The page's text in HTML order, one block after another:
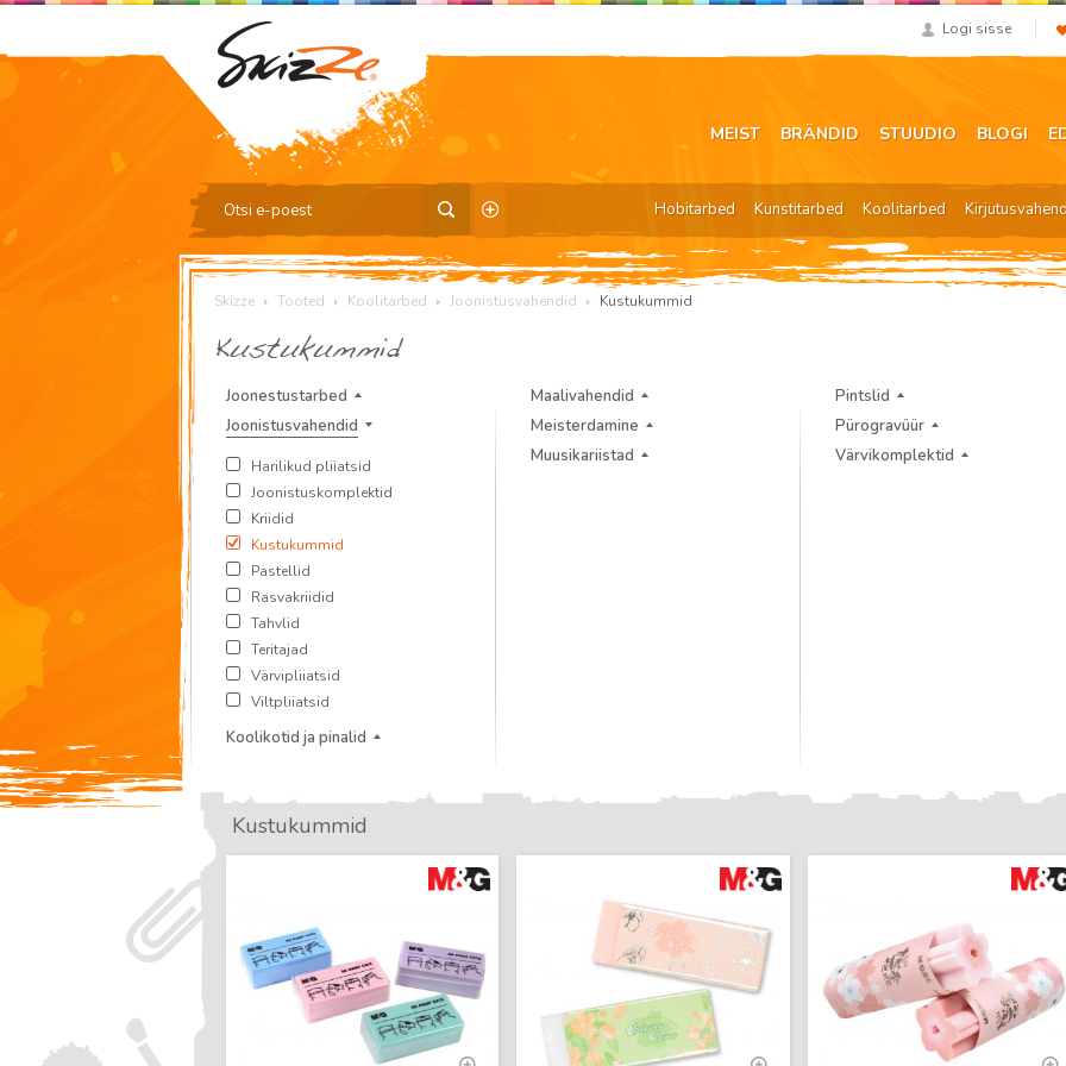
Logi sisse
MEIST BRÄNDID STUUDIO BLOGI
Hobitarbed Kunstitarbed Koolitarbed
Skizze Tooted Koolitarbed Joonistusvahendid Kustukummid
Kustukummid
Joonestustarbed
Joonistusvahendid
Harilikud pliiatsid
Joonistuskomplektid
Kriidid
Kustukummid
Pastellid
Rasvakriidid
Tahvlid
Teritajad
Värvipliiatsid
Viltpliiatsid
Koolikotid ja pinalid
Maalivahendid
Meisterdamine
Muusikariistad
Pintslid
Pürogravüür
Värvikomplektid
Kustukummid